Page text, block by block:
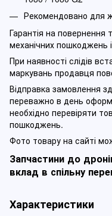
Рекомендовано для
Гарантія на повернення
механічних пошкоджень
При наявності слідів
маркувань продавця
Відправка замовлення
переважно в день
необхідно перевіряти
пошкоджень.
Фото товару на сайті
Запчастини до
вклад в спільну
Характеристики